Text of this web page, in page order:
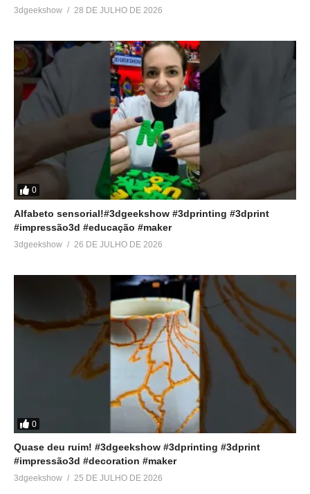
3dgeekshow 28 DE JULHO DE 2026
0
Alfabeto sensorial!#3dgeekshow #3dprinting #3dprint
#impressão3d #educação #maker
3dgeekshow 26 DE JULHO DE 2026
0
Quase deu ruim! #3dgeekshow #3dprinting #3dprint
#impressão3d #decoration #maker
3dgeekshow 25 DE JULHO DE 2026